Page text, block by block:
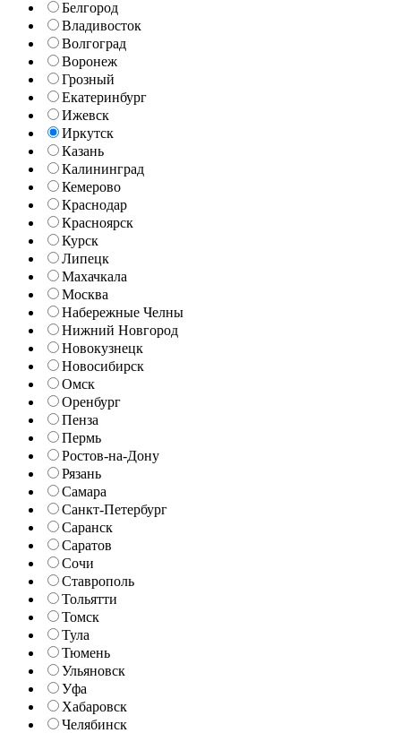
Белгород
Владивосток
Волгоград
Воронеж
Грозный
Екатеринбург
Ижевск
Иркутск
Казань
Калининград
Кемерово
Краснодар
Красноярск
Курск
Липецк
Махачкала
Москва
Набережные Челны
Нижний Новгород
Новокузнецк
Новосибирск
Омск
Оренбург
Пенза
Пермь
Ростов-на-Дону
Рязань
Самара
Санкт-Петербург
Саранск
Саратов
Сочи
Ставрополь
Тольятти
Томск
Тула
Тюмень
Ульяновск
Уфа
Хабаровск
Челябинск